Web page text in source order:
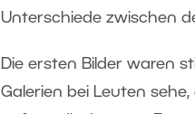
Unterschiede zwischen
Die ersten Bilder waren
Galerien bei Leuten